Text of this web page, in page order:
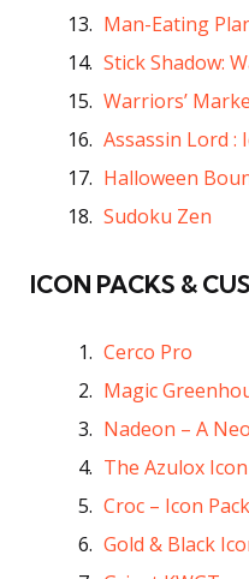
Man-Eating
Stick Shadow:
Warriors’
Assassin Lord :
Halloween
Sudoku Zen
ICON PACKS &
Cerco Pro
Magic
Nadeon – A
The Azulox
Croc – Icon Pack
Gold & Black